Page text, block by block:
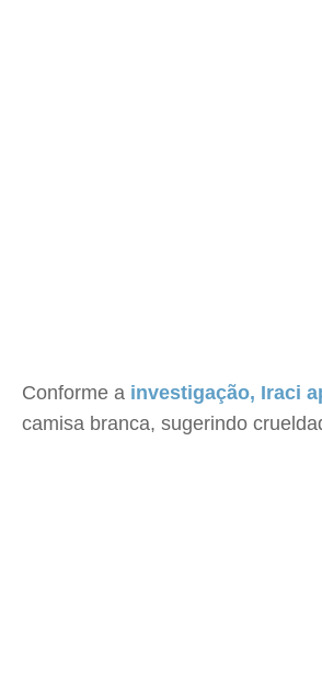
Conforme a investigação, Iraci
camisa branca, sugerindo